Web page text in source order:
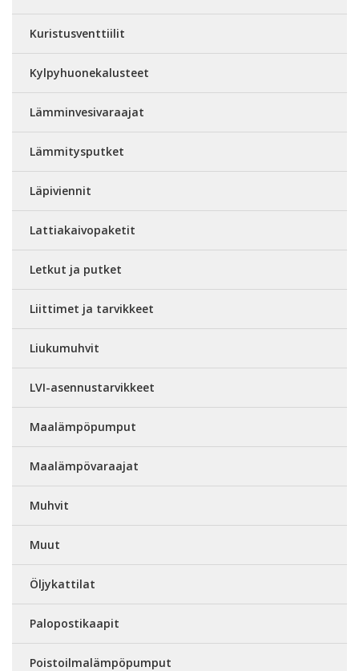
Kuristusventtiilit
Kylpyhuonekalusteet
Lämminvesivaraajat
Lämmitysputket
Läpiviennit
Lattiakaivopaketit
Letkut ja putket
Liittimet ja tarvikkeet
Liukumuhvit
LVI-asennustarvikkeet
Maalämpöpumput
Maalämpövaraajat
Muhvit
Muut
Öljykattilat
Palopostikaapit
Poistoilmalämpöpumput